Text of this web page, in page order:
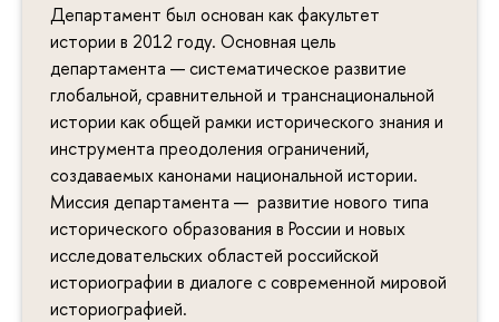
Департамент был основан как факультет
истории в 2012 году. Основная цель
департамента — систематическое развитие
глобальной, сравнительной и транснациональной
истории как общей рамки исторического знания и
инструмента преодоления ограничений,
создаваемых канонами национальной истории.
Миссия департамента — развитие нового типа
исторического образования в России и новых
исследовательских областей российской
историографии в диалоге с современной мировой
историографией.